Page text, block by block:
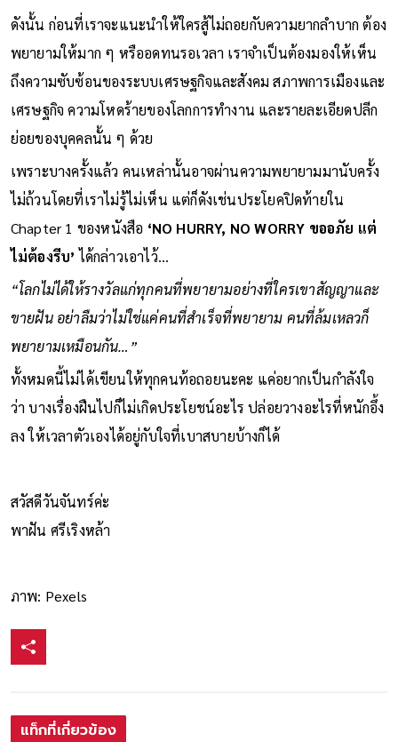
ดังนั้น ก่อนที่เราจะแนะนำให้ใครสู้ไม่ถอยกับความยากลำบาก ต้อง
พยายามให้มาก ๆ หรืออดทนรอเวลา เราจำเป็นต้องมองให้เห็น
ถึงความซับซ้อนของระบบเศรษฐกิจและสังคม สภาพการเมืองและ
เศรษฐกิจ ความโหดร้ายของโลกการทำงาน และรายละเอียดปลีก
ย่อยของบุคคลนั้น ๆ ด้วย
เพราะบางครั้งแล้ว คนเหล่านั้นอาจผ่านความพยายามมานับครั้ง
ไม่ถ้วนโดยที่เราไม่รู้ไม่เห็น แต่ก็ดังเช่นประโยคปิดท้ายใน
Chapter 1 ของหนังสือ ‘NO HURRY, NO WORRY ขออภัย แต่
ไม่ต้องรีบ’ ได้กล่าวเอาไว้…
“โลกไม่ได้ให้รางวัลแก่ทุกคนที่พยายามอย่างที่ใครเขาสัญญาและ
ขายฝัน อย่าลืมว่าไม่ใช่แค่คนที่สำเร็จที่พยายาม คนที่ล้มเหลวก็
พยายามเหมือนกัน…”
ทั้งหมดนี้ไม่ได้เขียนให้ทุกคนท้อถอยนะคะ แค่อยากเป็นกำลังใจ
ว่า บางเรื่องฝืนไปก็ไม่เกิดประโยชน์อะไร ปล่อยวางอะไรที่หนักอึ้ง
ลง ให้เวลาตัวเองได้อยู่กับใจที่เบาสบายบ้างก็ได้
สวัสดีวันจันทร์ค่ะ
พาฝัน ศรีเริงหล้า
ภาพ: Pexels
แท็กที่เกี่ยวข้อง